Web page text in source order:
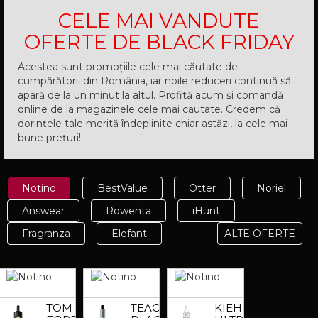
CELE MAI VANDUTE
OFERTE DE BLACK FRIDAY
Acestea sunt promoțiile cele mai căutate de
cumpărătorii din România, iar noile reduceri continuă să
apară de la un minut la altul. Profită acum și comandă
online de la magazinele cele mai cautate. Credem că
dorințele tale merită îndeplinite chiar astăzi, la cele mai
bune prețuri!
Notino BestValue Otter
Noriel
Answear
Rowenta
iHunt
Fragranza
Elefant ALTE OFERTE
TOM
TEAOLOGY
KIEHL'S